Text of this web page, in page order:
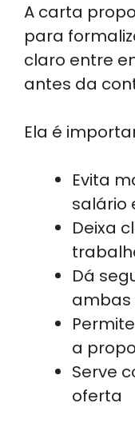
A carta
para
claro entre
antes da
Ela é
Evita
salário
Deixa
Dá
ambas
a
Serve
oferta